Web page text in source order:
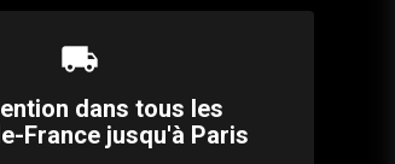
local_shipping
dans tous les
France jusqu'à Paris